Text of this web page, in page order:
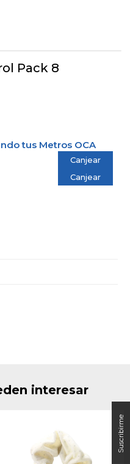
Pack 8
tus Metros OCA
Canjear
Canjear
interesar